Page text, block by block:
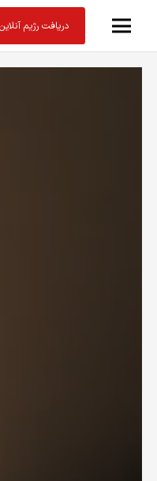
دریافت رژیم آنلاین